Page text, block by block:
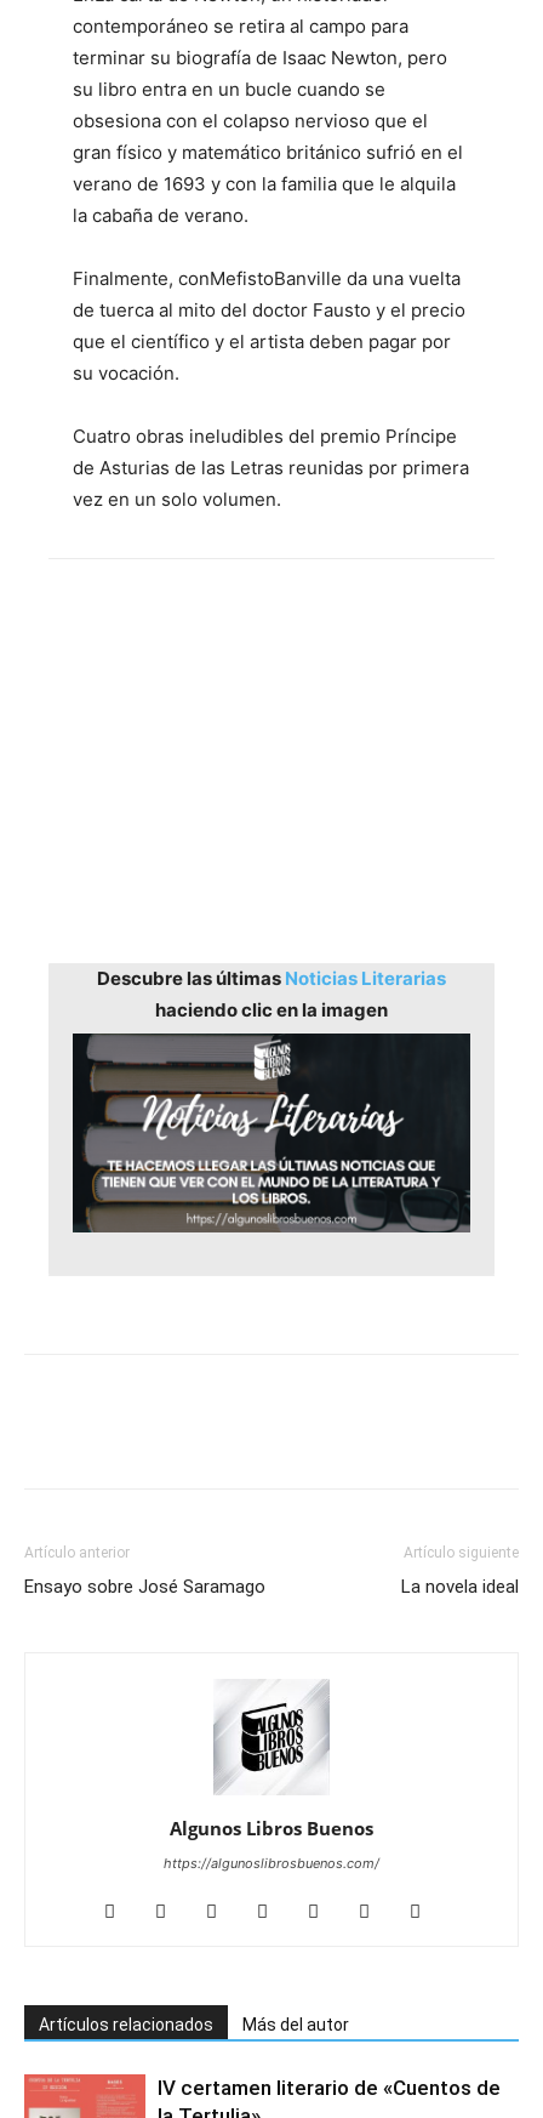
contemporáneo se retira al campo para
terminar su biografía de Isaac Newton, pero
su libro entra en un bucle cuando se
obsesiona con el colapso nervioso que el
gran físico y matemático británico sufrió en el
verano de 1693 y con la familia que le alquila
la cabaña de verano.
Finalmente, conMefistoBanville da una vuelta
de tuerca al mito del doctor Fausto y el precio
que el científico y el artista deben pagar por
su vocación.
Cuatro obras ineludibles del premio Príncipe
de Asturias de las Letras reunidas por primera
vez en un solo volumen.
Descubre las últimas Noticias Literarias
haciendo clic en la imagen
Artículo anterior
Ensayo sobre José Saramago
Artículo siguiente
La novela ideal
Algunos Libros Buenos
https://algunoslibrosbuenos.com/
Artículos relacionados Más del autor
IV certamen literario de «Cuentos de